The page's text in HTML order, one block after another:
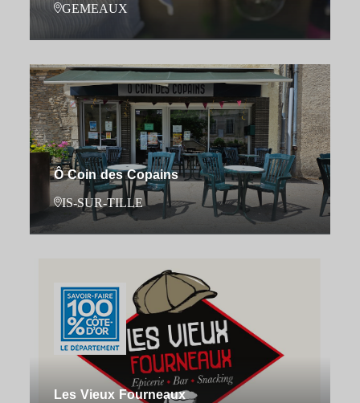
GEMEAUX
Ô Coin des Copains
IS-SUR-TILLE
Les Vieux Fourneaux